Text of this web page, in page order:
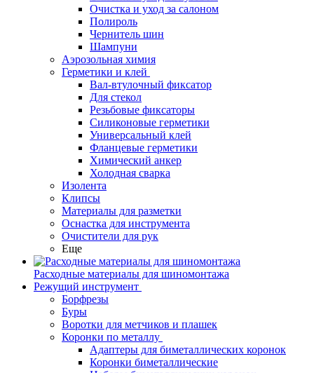
Очистка и уход за салоном
Полироль
Чернитель шин
Шампуни
Аэрозольная химия
Герметики и клей
Вал-втулочный фиксатор
Для стекол
Резьбовые фиксаторы
Силиконовые герметики
Универсальный клей
Фланцевые герметики
Химический анкер
Холодная сварка
Изолента
Клипсы
Материалы для разметки
Оснастка для инструмента
Очистители для рук
Еще
Расходные материалы для шиномонтажа
Режущий инструмент
Борфрезы
Буры
Воротки для метчиков и плашек
Коронки по металлу
Адаптеры для биметаллических коронок
Коронки биметаллические